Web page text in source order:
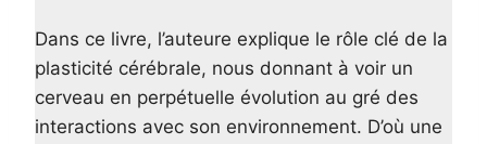
Dans ce livre, l’auteure explique le rôle clé de la
plasticité cérébrale, nous donnant à voir un
cerveau en perpétuelle évolution au gré des
interactions avec son environnement. D’où une